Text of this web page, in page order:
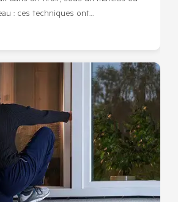
: ces techniques ont…